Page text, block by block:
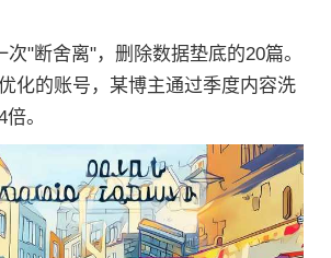
"断舍离"，删除数据垫底的20篇。
化的账号，某博主通过季度内容洗
。